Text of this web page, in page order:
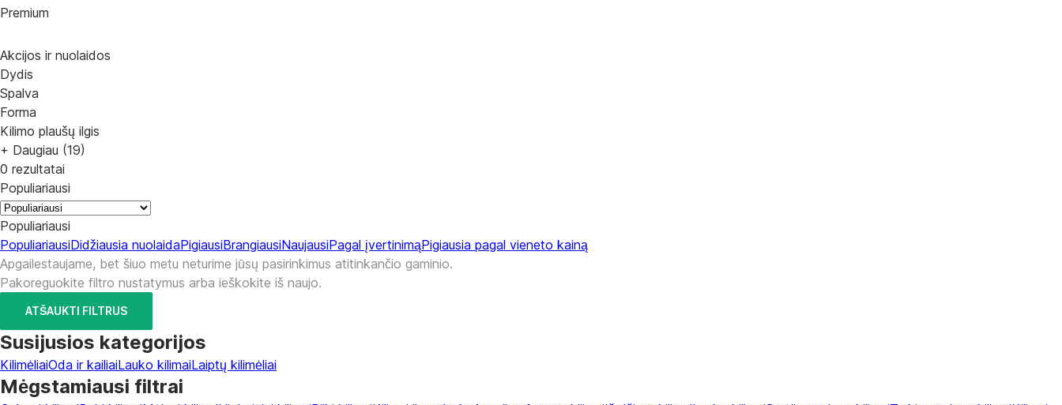
Premium
Akcijos ir nuolaidos
Dydis
Spalva
Forma
Kilimo plaušų ilgis
+ Daugiau (19)
0 rezultatai
Populiariausi
Populiariausi
PopuliariausiDidžiausia nuolaidaPigiausiBrangiausiNaujausiPagal įvertinimąPigiausia pagal vieneto kainą
Apgailestaujame, bet šiuo metu neturime jūsų pasirinkimus atitinkančio gaminio.
Pakoreguokite filtro nustatymus arba ieškokite iš naujo.
ATŠAUKTI FILTRUS
Susijusios kategorijos
KilimėliaiOda ir kailiaiLauko kilimaiLaiptų kilimėliai
Mėgstamiausi filtrai